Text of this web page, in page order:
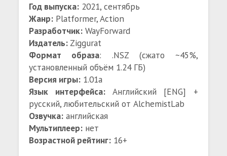
Год выпуска: 2021, сентябрь
Жанр: Platformer, Action
Разработчик: WayForward
Издатель: Ziggurat
Формат образа: .NSZ (сжато ~45%,
установленный объём 1.24 ГБ)
Версия игры: 1.01a
Язык интерфейса: Английский [ENG] +
русский, любительский от AlchemistLab
Озвучка: английская
Мультиплеер: нет
Возрастной рейтинг: 16+